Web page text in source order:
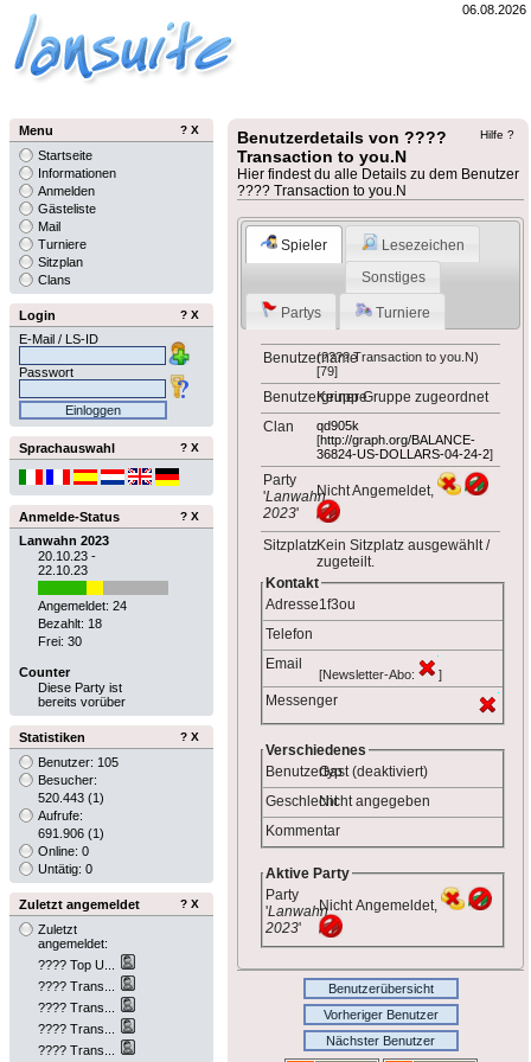
06.08.2026
Benutzerdetails von ????
Transaction to you.N
Hilfe ?
Hier findest du alle Details zu dem Benutzer
???? Transaction to you.N
Spieler
Lesezeichen
Sonstiges
Partys Turniere
Benutzername(???? Transaction to you.N)
[79]
BenutzergruppeKeiner Gruppe zugeordnet
Clan
qd905k
[http://graph.org/BALANCE-
36824-US-DOLLARS-04-24-2]
Party
'Lanwahn
2023'
Nicht Angemeldet,
SitzplatzKein Sitzplatz ausgewählt /
zugeteilt.
Kontakt
Adresse1f3ou
Telefon
Email
[Newsletter-Abo: ]
Messenger
Verschiedenes
BenutzertypGast (deaktiviert)
GeschlechtNicht angegeben
Kommentar
Aktive Party
Party
'Lanwahn
2023'
Nicht Angemeldet,
Benutzerübersicht
Vorheriger Benutzer
Nächster Benutzer
Menu ? X
Startseite
Informationen
Anmelden
Gästeliste
Mail
Turniere
Sitzplan
Clans
Login ? X
E-Mail / LS-ID
Passwort
Sprachauswahl ? X
Anmelde-Status ? X
Lanwahn 2023
20.10.23 -
22.10.23
Angemeldet: 24
Bezahlt: 18
Frei: 30
Counter
Diese Party ist
bereits vorüber
Statistiken ? X
Benutzer: 105
Besucher:
520.443 (1)
Aufrufe:
691.906 (1)
Online: 0
Untätig: 0
Zuletzt angemeldet ? X
Zuletzt
angemeldet:
???? Top U...
???? Trans...
???? Trans...
???? Trans...
???? Trans...